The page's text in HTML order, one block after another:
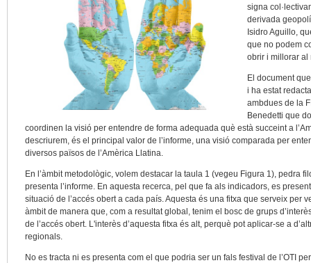
signa
derivada
Isidro Aguillo,
que no podem
obrir i millorar al
El document
i ha estat
ambdues de la
Benedetti que
coordinen la visió per entendre de forma adequada què està succeint a
descriurem, és el principal valor de l’informe, una visió comparada per
diversos països de l’Amèrica Llatina.
En l’àmbit metodològic, volem destacar la taula 1 (vegeu Figura 1), pedra
presenta l’informe. En aquesta recerca, pel que fa als indicadors, es
situació de l’accés obert a cada país. Aquesta és una fitxa que serveix per
àmbit de manera que, com a resultat global, tenim el bosc de grups
de l’accés obert. L'interès d’aquesta fitxa és alt, perquè pot aplicar-se a
regionals.
No es tracta ni es presenta com el que podria ser un fals festival de l’OTI